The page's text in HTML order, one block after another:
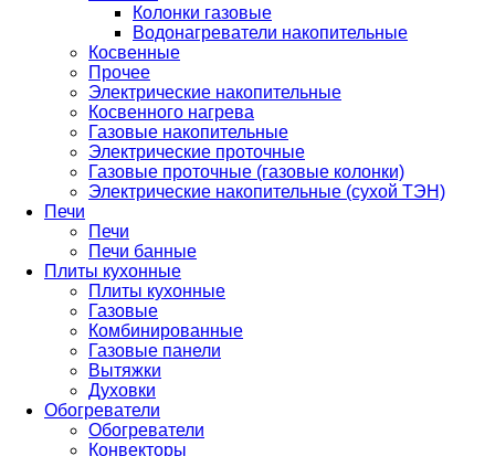
Колонки газовые
Водонагреватели накопительные
Косвенные
Прочее
Электрические накопительные
Косвенного нагрева
Газовые накопительные
Электрические проточные
Газовые проточные (газовые колонки)
Электрические накопительные (сухой ТЭН)
Печи
Печи
Печи банные
Плиты кухонные
Плиты кухонные
Газовые
Комбинированные
Газовые панели
Вытяжки
Духовки
Обогреватели
Обогреватели
Конвекторы